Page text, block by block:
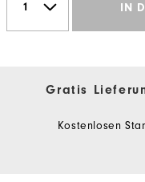
IN
Gratis
Kostenlosen